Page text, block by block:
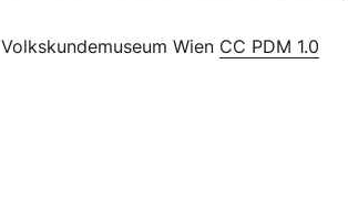
Volkskundemuseum Wien CC PDM 1.0